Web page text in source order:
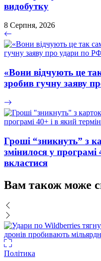
видобутку
8 Серпня, 2026
«Вони відчують це
зробив гучну заяву
Гроші “зникнуть” з
змінилося у програмі
вкластися
Вам також може
Політика